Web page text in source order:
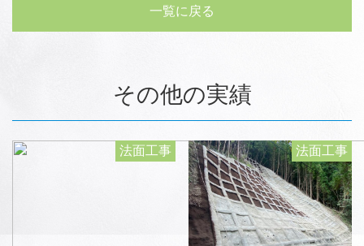
一覧に戻る
その他の実績
法面工事 法面工事